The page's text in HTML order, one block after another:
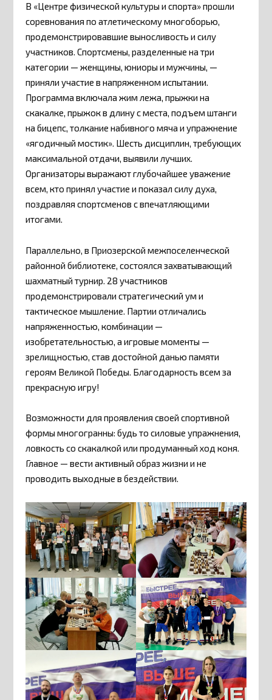
В «Центре физической культуры и спорта» прошли
соревнования по атлетическому многоборью,
продемонстрировавшие выносливость и силу
участников. Спортсмены, разделенные на три
категории — женщины, юниоры и мужчины, —
приняли участие в напряженном испытании.
Программа включала жим лежа, прыжки на
скакалке, прыжок в длину с места, подъем штанги
на бицепс, толкание набивного мяча и упражнение
«ягодичный мостик». Шесть дисциплин, требующих
максимальной отдачи, выявили лучших.
Организаторы выражают глубочайшее уважение
всем, кто принял участие и показал силу духа,
поздравляя спортсменов с впечатляющими
итогами.
Параллельно, в Приозерской межпоселенческой
районной библиотеке, состоялся захватывающий
шахматный турнир. 28 участников
продемонстрировали стратегический ум и
тактическое мышление. Партии отличались
напряженностью, комбинации —
изобретательностью, а игровые моменты —
зрелищностью, став достойной данью памяти
героям Великой Победы. Благодарность всем за
прекрасную игру!
Возможности для проявления своей спортивной
формы многогранны: будь то силовые упражнения,
ловкость со скакалкой или продуманный ход коня.
Главное — вести активный образ жизни и не
проводить выходные в бездействии.